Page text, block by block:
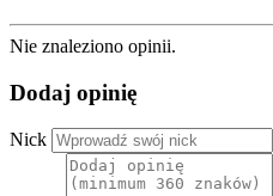
Nie znaleziono opinii.
Dodaj opinię
Nick